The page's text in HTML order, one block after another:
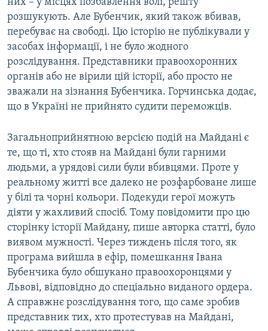
них – у місцях позбавлення волі, решту
розшукують. Але Бубенчик, який також вбивав,
перебуває на свободі. Цю історію не публікували у
засобах інформації, і не було жодного
розслідування. Представники правоохоронних
органів або не вірили цій історії, або просто не
зважали на зізнання Бубенчика. Горчинська додає,
що в Україні не прийнято судити переможців.
Загальноприйнятною версією подій на Майдані є
те, що ті, хто стояв на Майдані були гарними
людьми, а урядові сили були вбивцями. Проте у
реальному житті все далеко не розфарбоване лише
у білі та чорні кольори. Подекуди герої можуть
діяти у жахливий спосіб. Тому повідомити про цю
сторінку історії Майдану, пише авторка статті, було
виявом мужності. Через тиждень після того, як
програма вийшла в ефір, помешкання Івана
Бубенчика було обшукано правоохоронцями у
Львові, відповідно до спеціально виданого ордера.
А справжнє розслідування того, що саме зробив
представник тих, хто протестував на Майдані,